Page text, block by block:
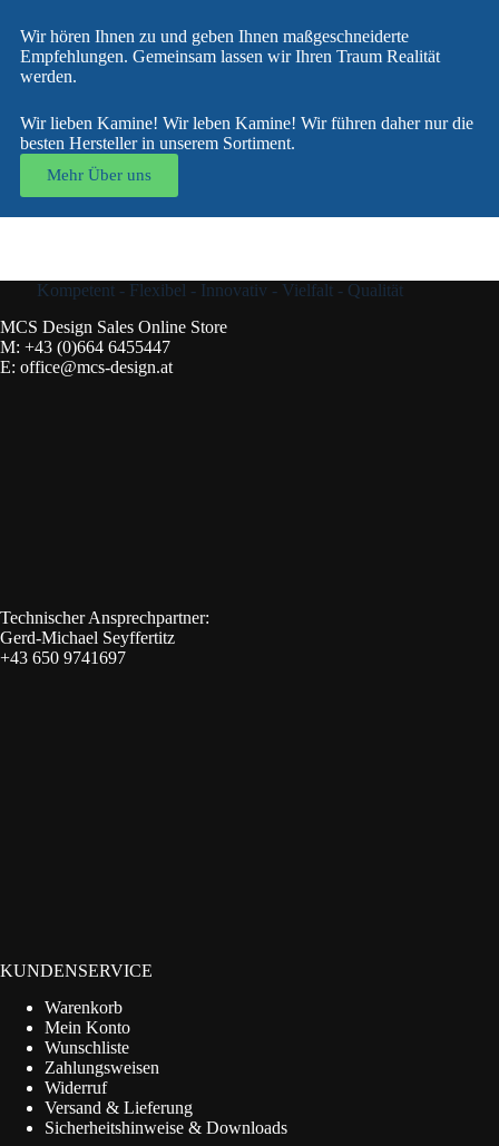
Wir hören Ihnen zu und geben Ihnen maßgeschneiderte
Empfehlungen. Gemeinsam lassen wir Ihren Traum Realität
werden.
Wir lieben Kamine! Wir leben Kamine! Wir führen daher nur die
besten Hersteller in unserem Sortiment.
Mehr Über uns
Kompetent - Flexibel - Innovativ - Vielfalt - Qualität
MCS Design Sales Online Store
M: +43 (0)664 6455447
E: office@mcs-design.at
Technischer Ansprechpartner:
Gerd-Michael Seyffertitz
+43 650 9741697
KUNDENSERVICE
Warenkorb
Mein Konto
Wunschliste
Zahlungsweisen
Widerruf
Versand & Lieferung
Sicherheitshinweise & Downloads